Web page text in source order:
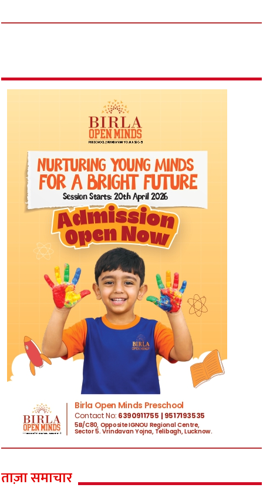
ताज़ा समाचार